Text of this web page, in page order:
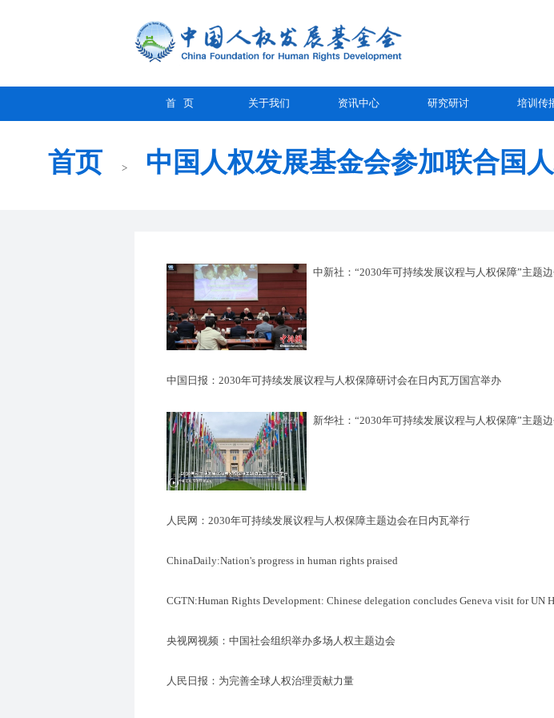
首 页 关于我们 资讯中心 研究研讨 培训传
首页 > 中国人权发展基金会参加联合国
中新社：“2030年可持续发展议程与人权保障”主题
中国日报：2030年可持续发展议程与人权保障研讨会在日内瓦万国宫举办
新华社：“2030年可持续发展议程与人权保障”主题
人民网：2030年可持续发展议程与人权保障主题边会在日内瓦举行
ChinaDaily:Nation's progress in human rights praised
CGTN:Human Rights Development: Chinese delegation concludes Geneva visit for UN
央视网视频：中国社会组织举办多场人权主题边会
人民日报：为完善全球人权治理贡献力量